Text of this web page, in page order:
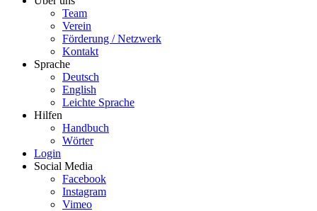
Team
Verein
Förderung / Netzwerk
Kontakt
Sprache
Deutsch
English
Leichte Sprache
Hilfen
Handbuch
Wörter
Login
Social Media
Facebook
Instagram
Vimeo